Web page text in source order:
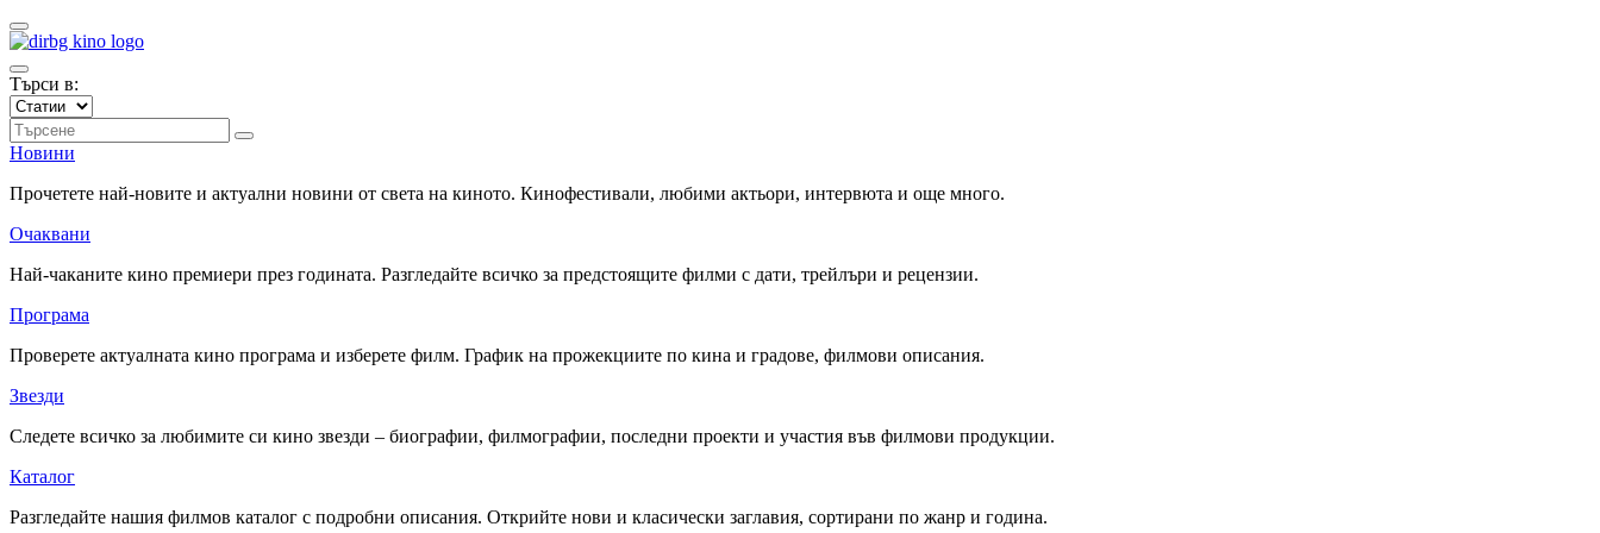
Търси в:
Новини
Прочетете най-новите и актуални новини от света на киното. Кинофестивали, любими актьори, интервюта и още много.
Очаквани
Най-чаканите кино премиери през годината. Разгледайте всичко за предстоящите филми с дати, трейлъри и рецензии.
Програма
Проверете актуалната кино програма и изберете филм. График на прожекциите по кина и градове, филмови описания.
Звезди
Следете всичко за любимите си кино звезди – биографии, филмографии, последни проекти и участия във филмови продукции.
Каталог
Разгледайте нашия филмов каталог с подробни описания. Открийте нови и класически заглавия, сортирани по жанр и година.